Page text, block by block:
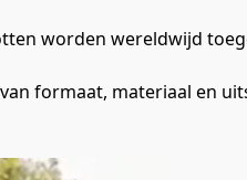
worden wereldwijd
formaat, materiaal en